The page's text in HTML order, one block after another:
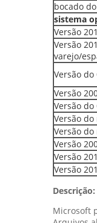
bocado
sistema
Versão
Versão
varejo/
Versão
Versão
Versão
Versão
Versão
Versão
Versão
Versão
Descrição:
Microsoft